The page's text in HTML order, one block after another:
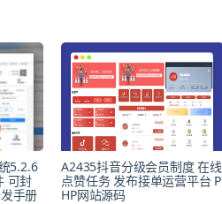
5.2.6
可封
手册
A2435抖音分级会员制度 在线
点赞任务 发布接单运营平台 P
HP网站源码